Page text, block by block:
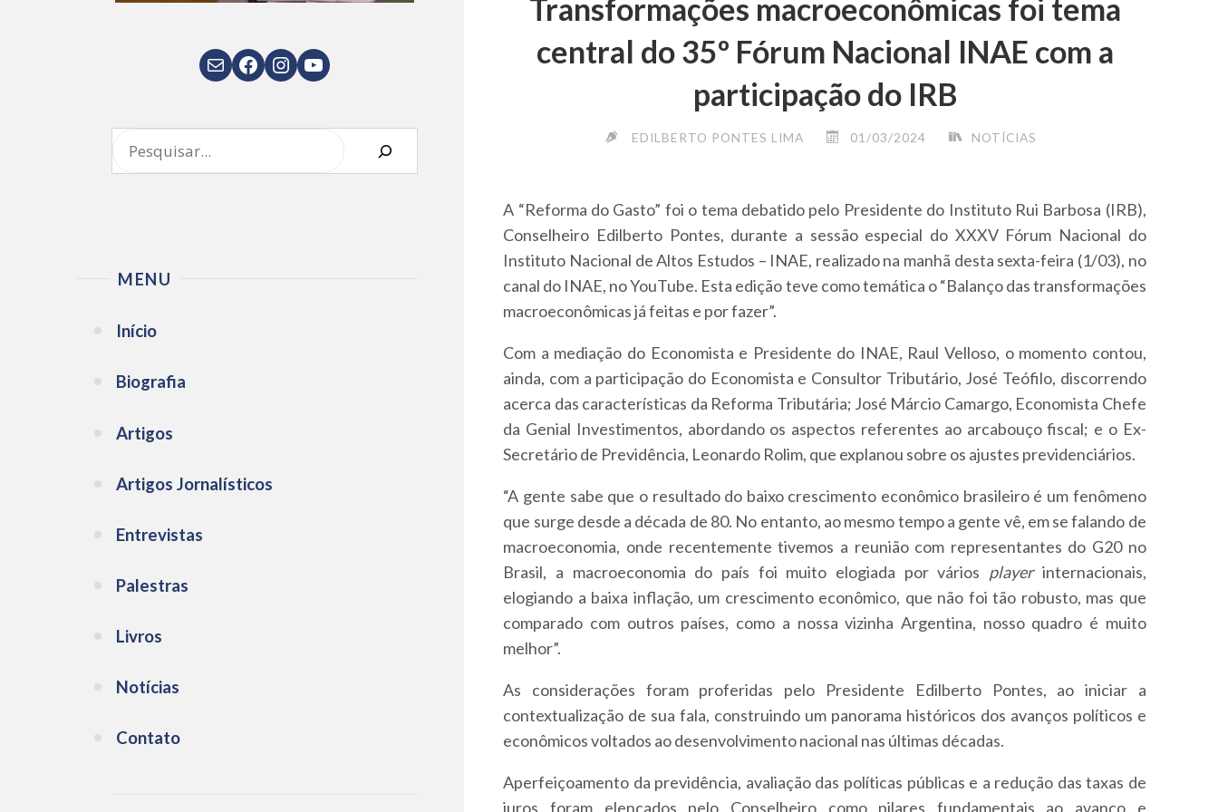
E-mailFacebook
Instagram
Youtube
MENU
Início
Biografia
Artigos
Artigos Jornalísticos
Entrevistas
Palestras
Livros
Notícias
Contato
Transformações macroeconômicas foi tema
central do 35º Fórum Nacional INAE com a
participação do IRB
EDILBERTO PONTES LIMA 01/03/2024 NOTÍCIAS
A “Reforma do Gasto” foi o tema debatido pelo Presidente do Instituto Rui Barbosa (IRB),
Conselheiro Edilberto Pontes, durante a sessão especial do XXXV Fórum Nacional do
Instituto Nacional de Altos Estudos – INAE, realizado na manhã desta sexta-feira (1/03), no
canal do INAE, no YouTube. Esta edição teve como temática o “Balanço das transformações
macroeconômicas já feitas e por fazer”.
Com a mediação do Economista e Presidente do INAE, Raul Velloso, o momento contou,
ainda, com a participação do Economista e Consultor Tributário, José Teófilo, discorrendo
acerca das características da Reforma Tributária; José Márcio Camargo, Economista Chefe
da Genial Investimentos, abordando os aspectos referentes ao arcabouço fiscal; e o Ex-
Secretário de Previdência, Leonardo Rolim, que explanou sobre os ajustes previdenciários.
“A gente sabe que o resultado do baixo crescimento econômico brasileiro é um fenômeno
que surge desde a década de 80. No entanto, ao mesmo tempo a gente vê, em se falando de
macroeconomia, onde recentemente tivemos a reunião com representantes do G20 no
Brasil, a macroeconomia do país foi muito elogiada por vários playerinternacionais,
elogiando a baixa inflação, um crescimento econômico, que não foi tão robusto, mas que
comparado com outros países, como a nossa vizinha Argentina, nosso quadro é muito
melhor”.
As considerações foram proferidas pelo Presidente Edilberto Pontes, ao iniciar a
contextualização de sua fala, construindo um panorama históricos dos avanços políticos e
econômicos voltados ao desenvolvimento nacional nas últimas décadas.
Aperfeiçoamento da previdência, avaliação das políticas públicas e a redução das taxas de
juros foram elencados pelo Conselheiro como pilares fundamentais ao avanço e